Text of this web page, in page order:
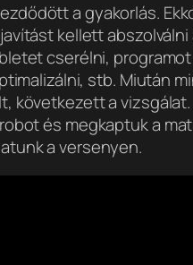
a gyakorlás.
kellett abszolválni
cserélni, programot
stb. Miután
következett a vizsgálat.
és megkaptuk a
a versenyen.